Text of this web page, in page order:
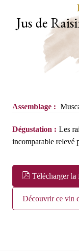
Jus de
Assemblage :
Dégustation : Les
incomparable relevé
Télécharger la
Découvrir ce vin